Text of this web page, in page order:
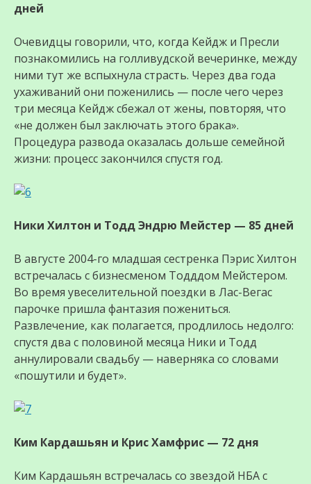
дней
Очевидцы говорили, что, когда Кейдж и Пресли
познакомились на голливудской вечеринке, между
ними тут же вспыхнула страсть. Через два года
ухаживаний они поженились — после чего через
три месяца Кейдж сбежал от жены, повторяя, что
«не должен был заключать этого брака».
Процедура развода оказалась дольше семейной
жизни: процесс закончился спустя год.
Ники Хилтон и Тодд Эндрю Мейстер — 85 дней
В августе 2004-го младшая сестренка Пэрис Хилтон
встречалась с бизнесменом Тодддом Мейстером.
Во время увеселительной поездки в Лас-Вегас
парочке пришла фантазия пожениться.
Развлечение, как полагается, продлилось недолго:
спустя два с половиной месяца Ники и Тодд
аннулировали свадьбу — наверняка со словами
«пошутили и будет».
Ким Кардашьян и Крис Хамфрис — 72 дня
Ким Кардашьян встречалась со звездой НБА с